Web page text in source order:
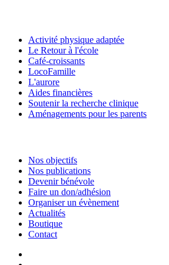
Activité physique adaptée
Le Retour à l'école
Café-croissants
LocoFamille
L'aurore
Aides financières
Soutenir la recherche clinique
Aménagements pour les parents
Nos objectifs
Nos publications
Devenir bénévole
Faire un don/adhésion
Organiser un évènement
Actualités
Boutique
Contact